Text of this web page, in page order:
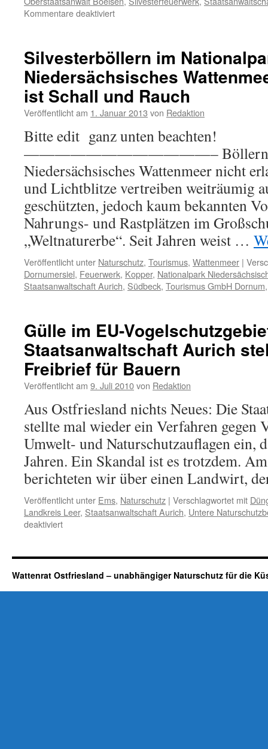
Kommentare deaktiviertfür
Großveranstaltung
und
Silvesterfeuerwerk
am
Nationalpark
Wattenmeer-
Verfahren
eingestellt
Silvesterböllern im
Niedersächsisches
ist Schall und Rauch
Veröffentlicht am 1. Januar 2013 von Redaktion
Bitte edit ganz unten beachten!
————————————– Böllern ist
Niedersächsisches Wattenmeer nicht
und Lichtblitze vertreiben weiträumig
geschützten, jedoch kaum bekannten
Nahrungs- und Rastplätzen im
„Weltnaturerbe“. Seit Jahren weist …
Veröffentlicht unter Naturschutz, Tourismus, Wattenmeer |
Dornumersiel, Feuerwerk, Kopper, Nationalpark
Staatsanwaltschaft Aurich, Südbeck, Tourismus GmbH Dornum
Gülle im EU-
Staatsanwaltschaft Aurich
Freibrief für Bauern
Veröffentlicht am 9. Juli 2010von Redaktion
Aus Ostfriesland nichts Neues: Die
stellte mal wieder ein Verfahren gegen
Umwelt- und Naturschutzauflagen ein,
Jahren. Ein Skandal ist es trotzdem.
berichteten wir über einen Landwirt,
Veröffentlicht unter Ems, Naturschutz | Verschlagwortet mit
Landkreis Leer, Staatsanwaltschaft Aurich, Untere
deaktiviertfür
EU-
Vogelschutzgebiet
der
Wattenrat Ostfriesland – unabhängiger Naturschutz für die